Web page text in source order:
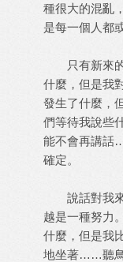
種很大的混亂
是每一個人都
只有新來的
什麼，但是我
發生了什麼，
們等待我說些
能不會再講話
確定。
說話對我來
越是一種努力
什麼，但是我
地坐著……聽